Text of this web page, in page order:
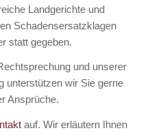
Landgerichte und
Schadensersatzklagen
statt gegeben.
und unserer
unterstützen wir Sie gerne
Ansprüche.
auf. Wir erläutern Ihnen